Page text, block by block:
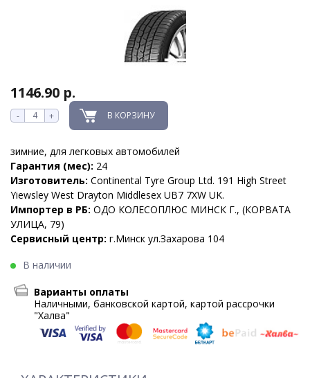
1146.90 р.
- + В КОРЗИНУ
зимние, для легковых автомобилей
Гарантия (мес): 24
Изготовитель: Continental Tyre Group Ltd. 191 High Street
Yiewsley West Drayton Middlesex UB7 7XW UK.
Импортер в РБ: ОДО КОЛЕСОПЛЮС МИНСК Г., (КОРВАТА
УЛИЦА, 79)
Сервисный центр: г.Минск ул.Захарова 104
В наличии
Варианты оплаты
Наличными, банковской картой, картой рассрочки
"Халва"